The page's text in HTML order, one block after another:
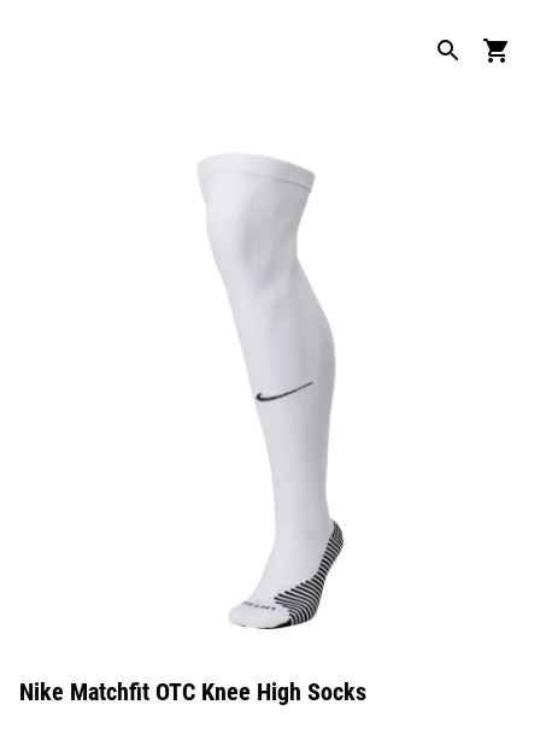
Nike Matchfit OTC Knee High Socks